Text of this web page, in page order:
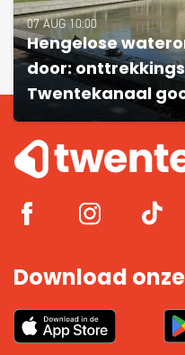
07 AUG 10:00
Hengelose
door:
Twentekanaal
Download